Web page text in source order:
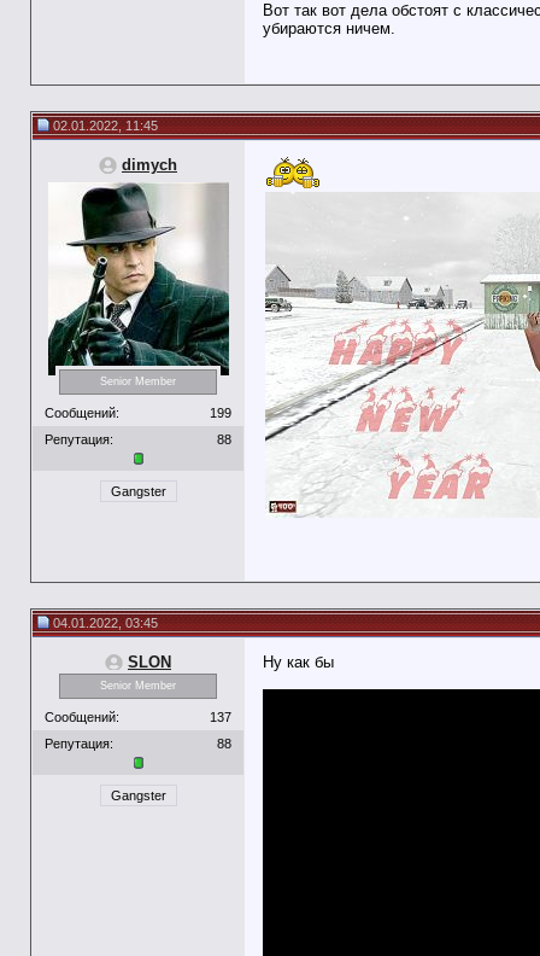
Вот так вот дела обстоят с
убираются ничем.
02.01.2022, 11:45
dimych
Senior Member
Сообщений:
199
Репутация:
88
Gangster
04.01.2022, 03:45
SLON
Senior Member
Сообщений:
137
Репутация:
88
Gangster
Ну как бы